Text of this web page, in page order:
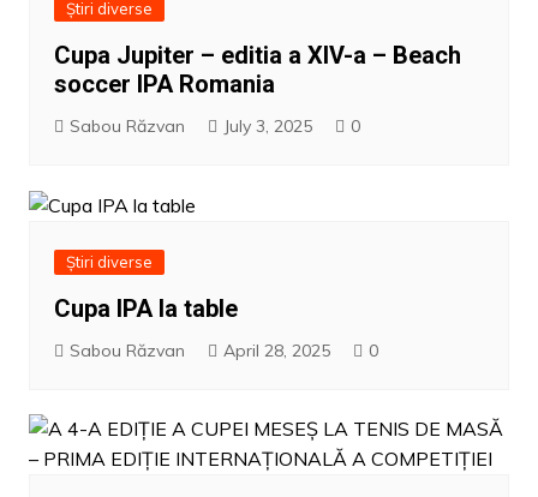
Știri diverse
Cupa Jupiter – editia a XIV-a – Beach
soccer IPA Romania
Sabou Răzvan July 3, 2025 0
Știri diverse
Cupa IPA la table
Sabou Răzvan April 28, 2025 0